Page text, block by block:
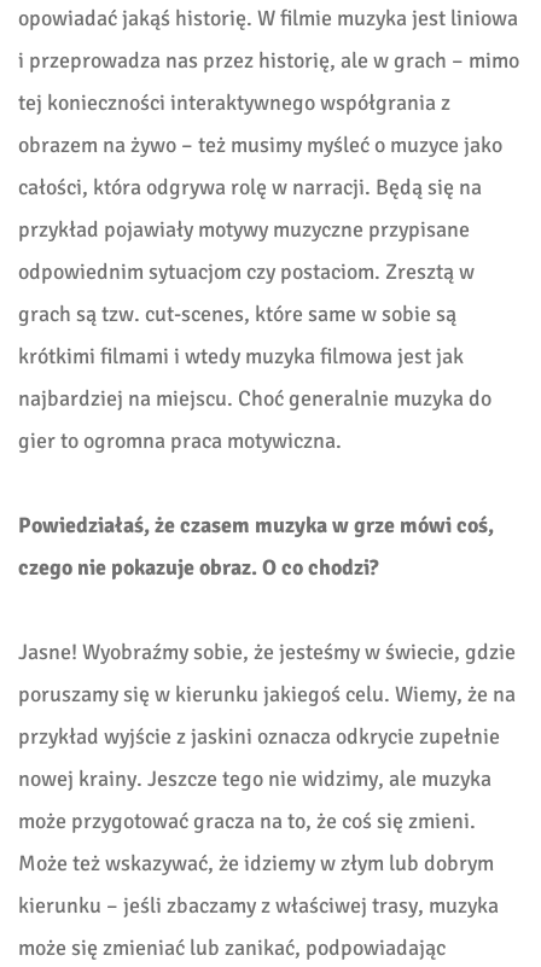
opowiadać jakąś historię. W filmie muzyka jest liniowa
i przeprowadza nas przez historię, ale w grach – mimo
tej konieczności interaktywnego współgrania z
obrazem na żywo – też musimy myśleć o muzyce jako
całości, która odgrywa rolę w narracji. Będą się na
przykład pojawiały motywy muzyczne przypisane
odpowiednim sytuacjom czy postaciom. Zresztą w
grach są tzw. cut-scenes, które same w sobie są
krótkimi filmami i wtedy muzyka filmowa jest jak
najbardziej na miejscu. Choć generalnie muzyka do
gier to ogromna praca motywiczna.
Powiedziałaś, że czasem muzyka w grze mówi coś,
czego nie pokazuje obraz. O co chodzi?
Jasne! Wyobraźmy sobie, że jesteśmy w świecie, gdzie
poruszamy się w kierunku jakiegoś celu. Wiemy, że na
przykład wyjście z jaskini oznacza odkrycie zupełnie
nowej krainy. Jeszcze tego nie widzimy, ale muzyka
może przygotować gracza na to, że coś się zmieni.
Może też wskazywać, że idziemy w złym lub dobrym
kierunku – jeśli zbaczamy z właściwej trasy, muzyka
może się zmieniać lub zanikać, podpowiadając